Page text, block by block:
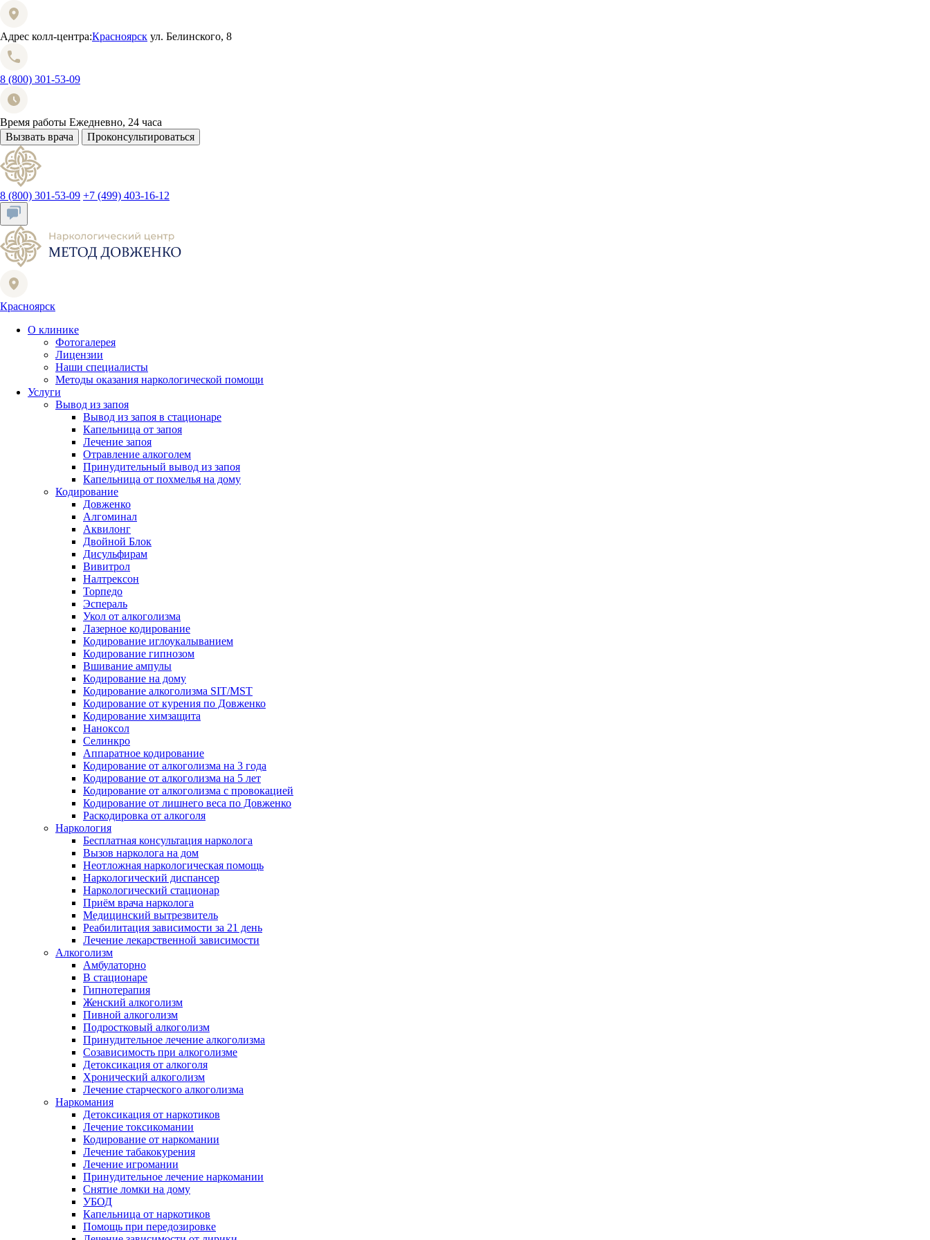
Адрес колл-центра:Красноярск ул. Белинского, 8
8 (800) 301-53-09
Время работы Ежедневно, 24 часа
Вызвать врача
Проконсультироваться
8 (800) 301-53-09 +7 (499) 403-16-12
Красноярск
О клинике
Фотогалерея
Лицензии
Наши специалисты
Методы оказания наркологической помощи
Услуги
Вывод из запоя
Вывод из запоя в стационаре
Капельница от запоя
Лечение запоя
Отравление алкоголем
Принудительный вывод из запоя
Капельница от похмелья на дому
Кодирование
Довженко
Алгоминал
Аквилонг
Двойной Блок
Дисульфирам
Вивитрол
Налтрексон
Торпедо
Эспераль
Укол от алкоголизма
Лазерное кодирование
Кодирование иглоукалыванием
Кодирование гипнозом
Вшивание ампулы
Кодирование на дому
Кодирование алкоголизма SIT/MST
Кодирование от курения по Довженко
Кодирование химзащита
Наноксол
Селинкро
Аппаратное кодирование
Кодирование от алкоголизма на 3 года
Кодирование от алкоголизма на 5 лет
Кодирование от алкоголизма с провокацией
Кодирование от лишнего веса по Довженко
Раскодировка от алкоголя
Наркология
Бесплатная консультация нарколога
Вызов нарколога на дом
Неотложная наркологическая помощь
Наркологический диспансер
Наркологический стационар
Приём врача нарколога
Медицинский вытрезвитель
Реабилитация зависимости за 21 день
Лечение лекарственной зависимости
Алкоголизм
Амбулаторно
В стационаре
Гипнотерапия
Женский алкоголизм
Пивной алкоголизм
Подростковый алкоголизм
Принудительное лечение алкоголизма
Созависимость при алкоголизме
Детоксикация от алкоголя
Хронический алкоголизм
Лечение старческого алкоголизма
Наркомания
Детоксикация от наркотиков
Лечение токсикомании
Кодирование от наркомании
Лечение табакокурения
Лечение игромании
Принудительное лечение наркомании
Снятие ломки на дому
УБОД
Капельница от наркотиков
Помощь при передозировке